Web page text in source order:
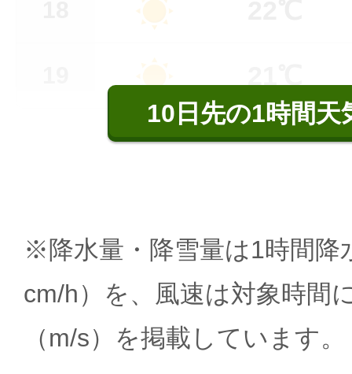
10日先の1時間天
※降水量・降雪量は1時間降
cm/h）を、風速は対象時間
（m/s）を掲載しています。